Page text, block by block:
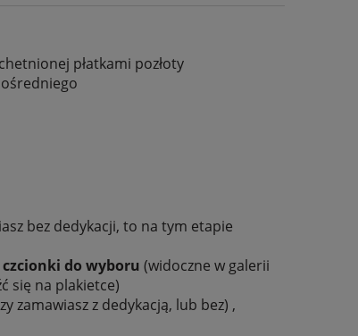
płatkami pozłoty
bez dedykacji, to na tym etapie
czcionki do wyboru (widoczne w galerii
się na plakietce)
zamawiasz z dedykacją, lub bez) ,